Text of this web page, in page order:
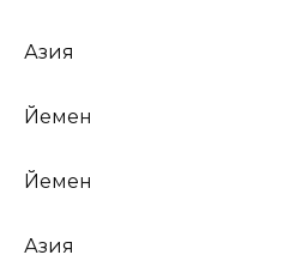
Азия
Йемен
Йемен
Азия